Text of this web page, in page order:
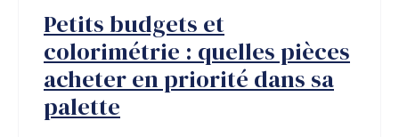
Petits budgets et
colorimétrie : quelles pièces
acheter en priorité dans sa
palette